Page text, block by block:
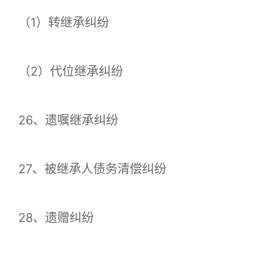
（1）转继承纠纷
（2）代位继承纠纷
26、遗嘱继承纠纷
27、被继承人债务清偿纠纷
28、遗赠纠纷